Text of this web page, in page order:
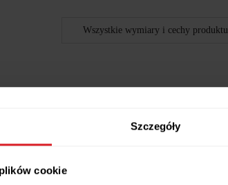
Szczegóły
cookie
Wszystkie wymiary i cechy produktu